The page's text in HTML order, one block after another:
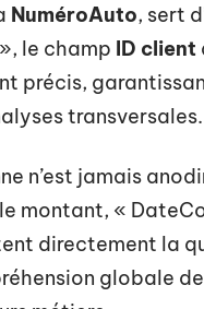
NuméroAuto, sert
le champ ID client
précis,
transversales.
n’est jamais
montant, «
directement la
globale